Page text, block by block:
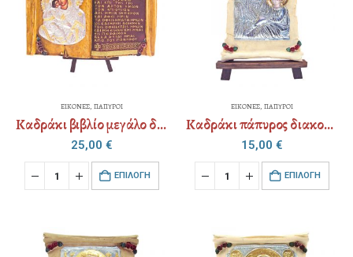
ΕΙΚΟΝΕΣ, ΠΑΠΥΡΟΙ
Καδράκι βιβλίο μεγάλο διακοσμημένο επάργυρο αμετάβλητο (επιλογή Αγίου)
25,00 €
EΠΙΛΟΓΉ
ΕΙΚΟΝΕΣ, ΠΑΠΥΡΟΙ
Καδράκι πάπυρος διακοσμημένος επάργυρο αμετάβλητο (επιλογή Αγίου)
15,00 €
EΠΙΛΟΓΉ